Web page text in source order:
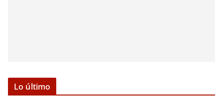
Lo último